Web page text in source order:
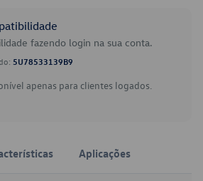
fazendo login na sua conta.
5U78533139B9
apenas para clientes logados.
Aplicações